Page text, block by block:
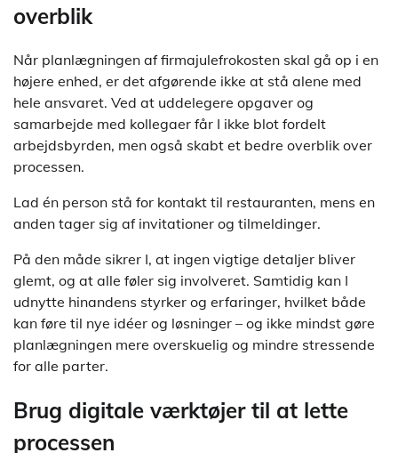
overblik
Når planlægningen af firmajulefrokosten skal gå op i en
højere enhed, er det afgørende ikke at stå alene med
hele ansvaret. Ved at uddelegere opgaver og
samarbejde med kollegaer får I ikke blot fordelt
arbejdsbyrden, men også skabt et bedre overblik over
processen.
Lad én person stå for kontakt til restauranten, mens en
anden tager sig af invitationer og tilmeldinger.
På den måde sikrer I, at ingen vigtige detaljer bliver
glemt, og at alle føler sig involveret. Samtidig kan I
udnytte hinandens styrker og erfaringer, hvilket både
kan føre til nye idéer og løsninger – og ikke mindst gøre
planlægningen mere overskuelig og mindre stressende
for alle parter.
Brug digitale værktøjer til at lette
processen